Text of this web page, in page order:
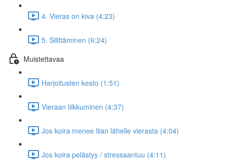
4. Vieras on kiva (4:23)
5. Silittäminen (6:24)
Muistettavaa
Harjoitusten kesto (1:51)
Vieraan liikkuminen (4:37)
Jos koira menee liian lähelle vierasta (4:04)
Jos koira pelästyy / stressaantuu (4:11)